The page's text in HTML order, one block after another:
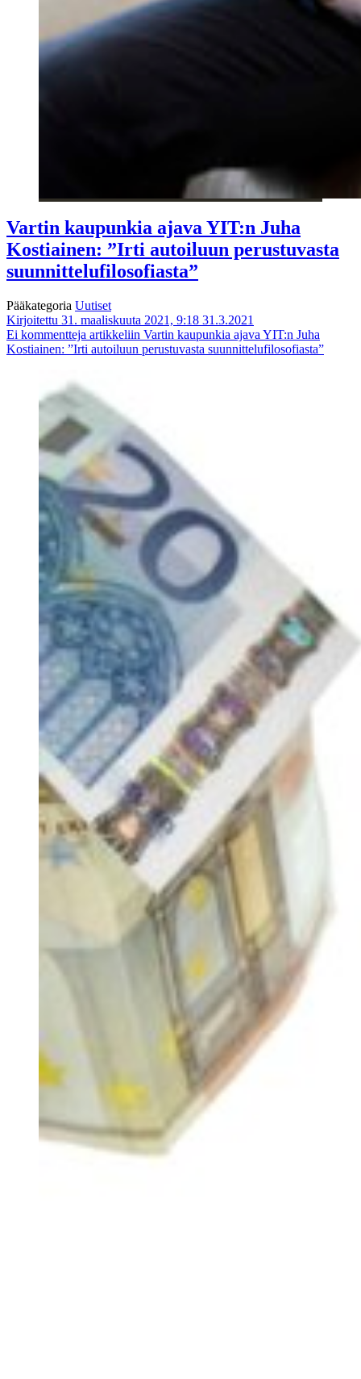
Vartin kaupunkia ajava YIT:n Juha
Kostiainen: ”Irti autoiluun perustuvasta
suunnittelufilosofiasta”
Pääkategoria Uutiset
Kirjoitettu 31. maaliskuuta 2021, 9:18 31.3.2021
Ei kommentteja artikkeliin Vartin kaupunkia ajava YIT:n Juha
Kostiainen: ”Irti autoiluun perustuvasta suunnittelufilosofiasta”